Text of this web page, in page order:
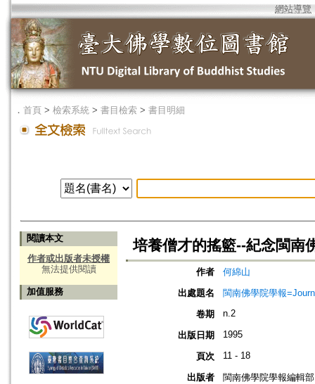
網站導覽
． 首頁 > 檢索系統 > 書目檢索 > 書目明細
閱讀本文
作者或出版者未授權
無法提供閱讀
加值服務
培養僧才的搖籃--紀念閩南
作者
何綿山
出處題名
閩南佛學院學報
卷期
n.2
出版日期 1995
頁次 11 - 18
出版者
閩南佛學院學報編輯部